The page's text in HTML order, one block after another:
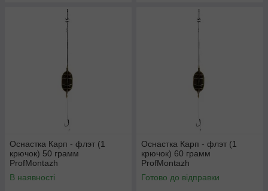
Оснастка Карп - флэт (1
крючок) 50 грамм
ProfMontazh
В наявності
Оснастка Карп - флэт (1
крючок) 60 грамм
ProfMontazh
Готово до відправки